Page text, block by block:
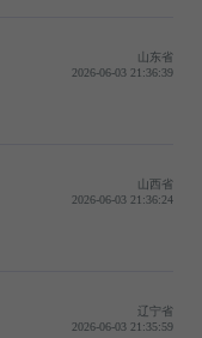
山东省
2026-06-03 21:36:39
山西省
2026-06-03 21:36:24
辽宁省
2026-06-03 21:35:59